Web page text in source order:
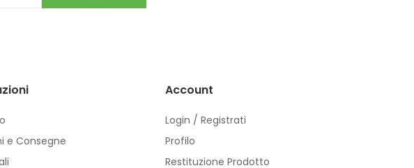
e Consegne
Account
Login / Registrati
Profilo
Restituzione Prodotto